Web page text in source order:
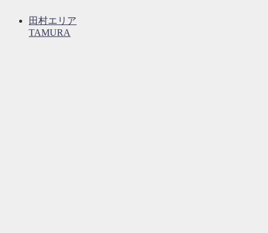
田村エリア
TAMURA